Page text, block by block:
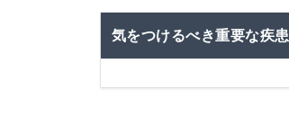
気をつけるべき重要な疾患